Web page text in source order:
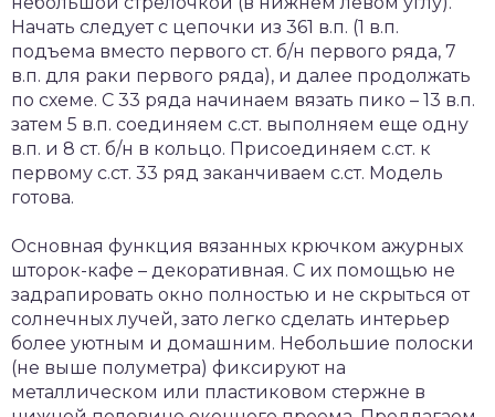
Начать следует с цепочки из 361 в.п. (1 в.п.
подъема вместо первого ст. б/н первого ряда, 7
в.п. для раки первого ряда), и далее продолжать
по схеме. С 33 ряда начинаем вязать пико – 13 в.п.
затем 5 в.п. соединяем с.ст. выполняем еще одну
в.п. и 8 ст. б/н в кольцо. Присоединяем с.ст. к
первому с.ст. 33 ряд заканчиваем с.ст. Модель
готова.
Основная функция вязанных крючком ажурных
шторок-кафе – декоративная. С их помощью не
задрапировать окно полностью и не скрыться от
солнечных лучей, зато легко сделать интерьер
более уютным и домашним. Небольшие полоски
(не выше полуметра) фиксируют на
металлическом или пластиковом стержне в